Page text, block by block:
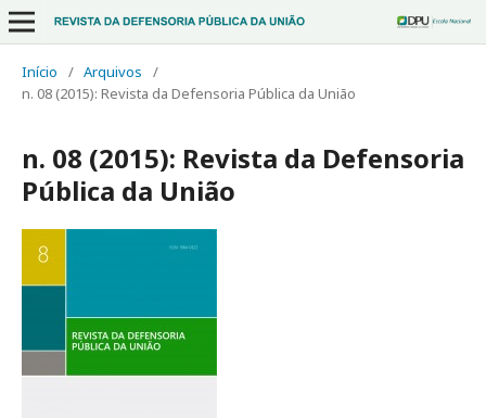
Início / Arquivos
/
n. 08 (2015): Revista da Defensoria Pública da União
n. 08 (2015): Revista da Defensoria
Pública da União